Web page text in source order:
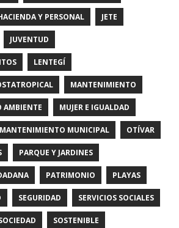
Y PERSONAL JETE
JUVENTUD
LENTEGÍ
MANTENIMIENTO
AMBIENTE MUJER E IGUALDAD
MUNICIPAL OTÍVAR
PARQUE Y JARDINES
PATRIMONIO PLAYAS
SEGURIDAD SERVICIOS SOCIALES
SOSTENIBLE